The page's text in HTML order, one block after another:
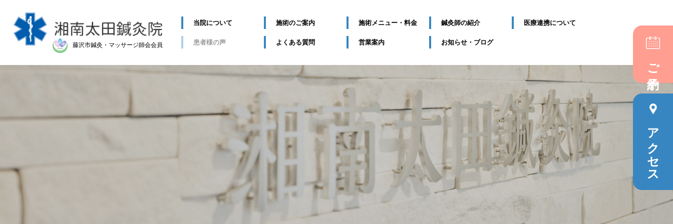
藤沢市鍼灸・マッサージ師会会員
当院について 施術のご案内 施術メニュー・料金 鍼灸師の紹介 医療連携について
患者様の声 よくある質問 営業案内 お知らせ・ブログ
ご予約
アクセス